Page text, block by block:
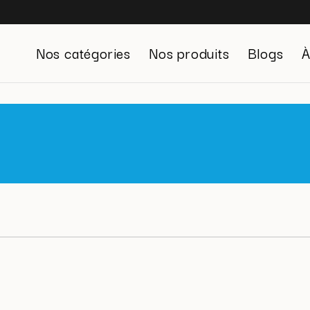
Nos catégories
Beauté
Confort urinaire
Nos produits Blogs